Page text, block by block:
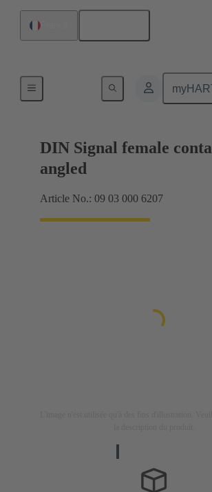
Raccordement carte mère à carte fille
DIN Signal female
angled
Article No.: 09 03 000 6207